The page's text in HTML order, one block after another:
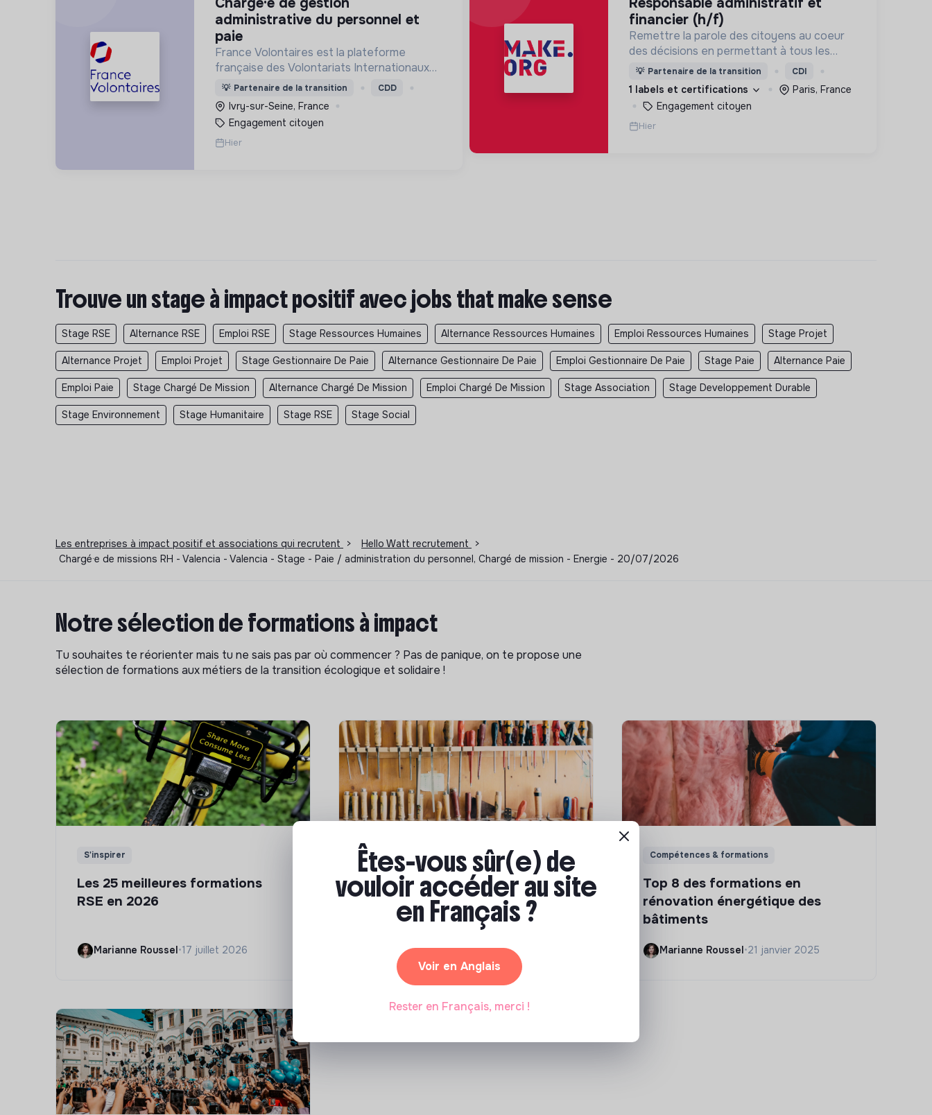
administrative du personnel et
paie
France Volontaires est la plateforme
française des Volontariats Internationaux
d’Echange et de Solidarité.
💡 Partenaire de la transition CDD
Ivry-sur-Seine, France
Engagement citoyen
Hier
financier (h/f)
Remettre la parole des citoyens au coeur
des décisions en permettant à tous les
acteurs du changement (citoyens,
entreprises, institutions..) de collaborer
grâce à une plateforme numérique
💡 Partenaire de la transition CDI
1 labels et certifications
Paris, France
Engagement citoyen
Hier
Trouve un stage à impact positif avec jobs that make sense
Stage RSE Alternance RSE Emploi RSE Stage Ressources Humaines Alternance Ressources Humaines Emploi Ressources Humaines Stage Projet
Alternance Projet Emploi Projet Stage Gestionnaire De Paie Alternance Gestionnaire De Paie Emploi Gestionnaire De Paie Stage Paie Alternance Paie
Emploi Paie Stage Chargé De Mission Alternance Chargé De Mission Emploi Chargé De Mission Stage Association Stage Developpement Durable
Stage Environnement Stage Humanitaire Stage RSE Stage Social
Les entreprises à impact positif et associations qui recrutent > Hello Watt recrutement
>
Chargé·e de missions RH - Valencia - Valencia - Stage - Paie / administration du personnel, Chargé de mission - Energie - 20/07/2026
Notre sélection de formations à impact
Tu souhaites te réorienter mais tu ne sais pas par où commencer ? Pas de panique, on te propose une
sélection de formations aux métiers de la transition écologique et solidaire !
S'inspirer
Les 25 meilleures formations
RSE en 2026
Marianne Roussel•17 juillet 2026
Compétences & formations
Comment se former à la
transition écologique ?
Marianne Roussel•09 janvier 2024
Compétences & formations
Top 8 des formations en
rénovation énergétique des
bâtiments
Marianne Roussel•21 janvier 2025
Êtes-vous sûr(e) de
vouloir accéder au site
en Français ?
Voir en Anglais
Rester en Français, merci !